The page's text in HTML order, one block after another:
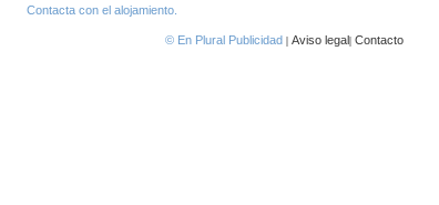
Contacta con el alojamiento.
© En Plural Publicidad | Aviso legal| Contacto